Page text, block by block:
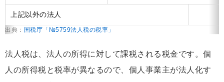
上記以外の法人
出典： 国税庁「№5759法人税の税率」
法人税は、法人の所得に対して課税される税金です。個
人の所得税と税率が異なるので、個人事業主が法人化す